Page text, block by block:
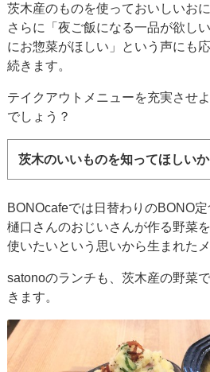
茨木産のものを使っておいしいお
さらに「夜ご飯になる一品が欲し
にお惣菜がほしい」という声にも
続きます。
テイクアウトメニューを充実させ
でしょう？
茨木のいいものを知ってほしいか
BONOcafeでは日替わりのBONO定
樋口さんのおじいさんが作る野菜
使いたいという思いから生まれた
satonoのランチも、茨木産の野菜
きます。